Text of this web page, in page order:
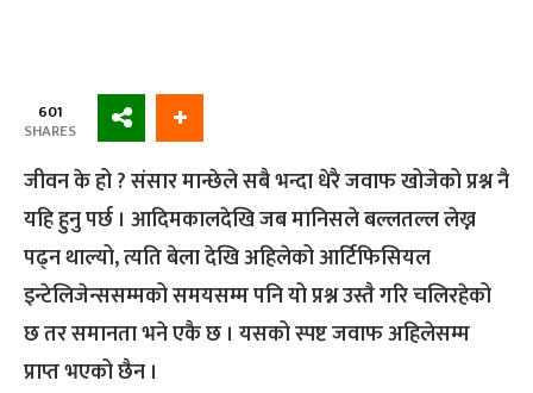
601
SHARES
जीवन के हो ? संसार मान्छेले सबै भन्दा धेरै जवाफ खोजेको प्रश्न नै
यहि हुनु पर्छ । आदिमकालदेखि जब मानिसले बल्लतल्ल लेख्न
पढ्न थाल्यो, त्यति बेला देखि अहिलेको आर्टिफिसियल
इन्टेलिजेन्ससम्मको समयसम्म पनि यो प्रश्न उस्तै गरि चलिरहेको
छ तर समानता भने एकै छ । यसको स्पष्ट जवाफ अहिलेसम्म
प्राप्त भएको छैन ।